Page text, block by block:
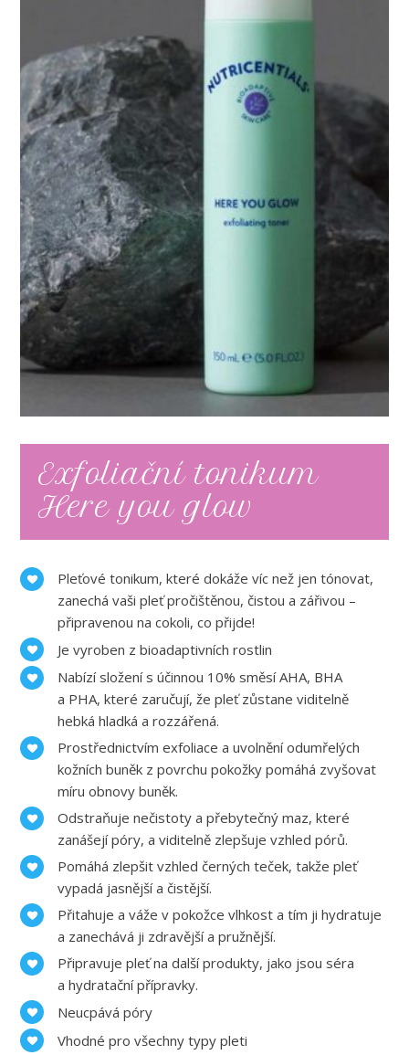
Exfoliační tonikum
Here you glow
Pleťové tonikum, které dokáže víc než jen tónovat,
zanechá vaši pleť pročištěnou, čistou a zářivou –
připravenou na cokoli, co přijde!
Je vyroben z bioadaptivních rostlin
Nabízí složení s účinnou 10% směsí AHA, BHA
a PHA, které zaručují, že pleť zůstane viditelně
hebká hladká a rozzářená.
Prostřednictvím exfoliace a uvolnění odumřelých
kožních buněk z povrchu pokožky pomáhá zvyšovat
míru obnovy buněk.
Odstraňuje nečistoty a přebytečný maz, které
zanášejí póry, a viditelně zlepšuje vzhled pórů.
Pomáhá zlepšit vzhled černých teček, takže pleť
vypadá jasnější a čistější.
Přitahuje a váže v pokožce vlhkost a tím ji hydratuje
a zanechává ji zdravější a pružnější.
Připravuje pleť na další produkty, jako jsou séra
a hydratační přípravky.
Neucpává póry
Vhodné pro všechny typy pleti